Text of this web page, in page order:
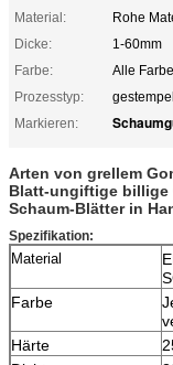
Material:
Rohe
Dicke:
1-60mm
Farbe:
Alle
Prozesstyp:
Markieren:
Arten von grellem
Blatt-ungiftige billige
Schaum-Blätter in
Spezifikation:
Material
Farbe
Härte